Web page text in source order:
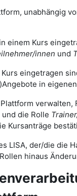
unabhängig
in einem Kurs
innen und
eingetragen
in
verwalten,
und die Rolle
Kursanträge
LISA, der/die die
hinaus